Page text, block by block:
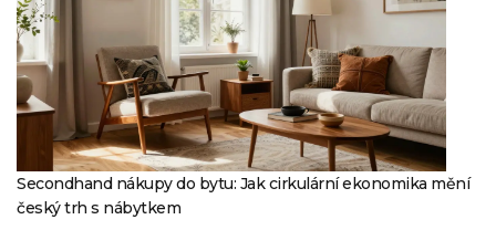
Secondhand nákupy do bytu: Jak cirkulární ekonomika mění
český trh s nábytkem